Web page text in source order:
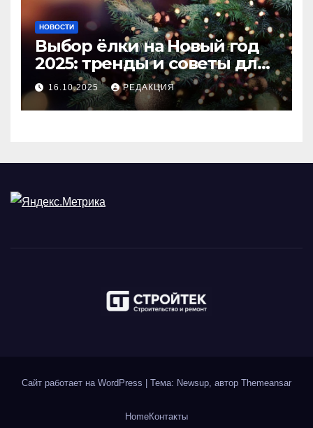
НОВОСТИ
Выбор ёлки на Новый год
2025: тренды и советы для
идеального праздника
16.10.2025 РЕДАКЦИЯ
Сайт работает на WordPress Тема: Newsup, автор Themeansar
HomeКонтакты